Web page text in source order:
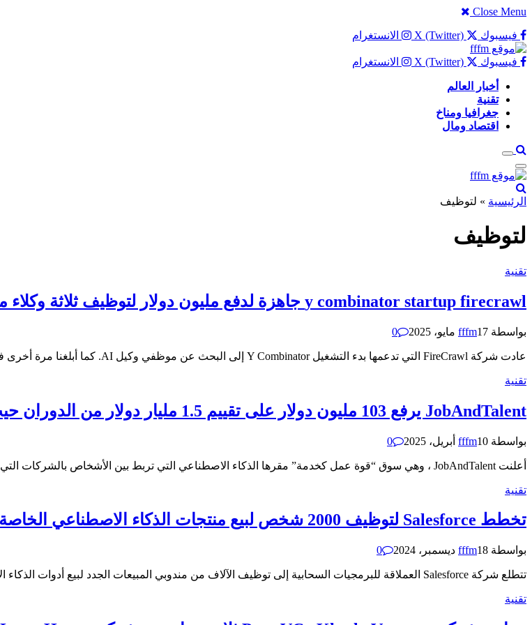
Close Menu
فيسبوك
X (Twitter) الانستغرام
فيسبوك X (Twitter) الانستغرام
أخبار العالم
تقنية
جغرافيا ومناخ
اقتصاد ومال
الرئيسية » لتوظيف
لتوظيف
تقنية
y combinator startup firecrawl جاهزة لدفع مليون دولار لتوظيف ثلاثة وكلاء من الذكاء الاصطناعي كموظفين
بواسطة fffm17 مايو، 2025 0
عادت شركة FireCrawl التي تدعمها بدء التشغيل Y Combinator إلى البحث عن موظفي وكيل AI. كما أبلغنا مرة أخرى في…
تقنية
JobAndTalent يرفع 103 مليون دولار على تقييم 1.5 مليار دولار من الدوران حيث يتطلع إلى الذكاء الاصطناعي لتوظيف درجات الحرارة
بواسطة fffm10 أبريل، 2025 0
أعلنت JobAndTalent ، وهي سوق “قوة عمل كخدمة” مقرها الذكاء الاصطناعي التي تربط بين الأشخاص بالشركات التي تبحث عن عمال…
تقنية
تخطط Salesforce لتوظيف 2000 شخص لبيع منتجات الذكاء الاصطناعي الخاصة بها
بواسطة fffm18 ديسمبر، 2024 0
تتطلع شركة Salesforce العملاقة للبرمجيات السحابية إلى توظيف الآلاف من مندوبي المبيعات الجدد لبيع أدوات الذكاء الاصطناعي الخاصة بها للعملاء.…
تقنية